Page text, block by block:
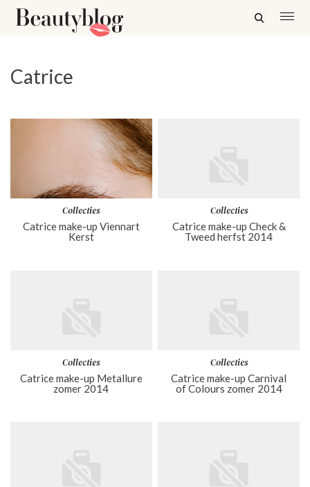
Catrice
Collecties
Catrice make-up Viennart
Kerst
Collecties
Catrice make-up Check &
Tweed herfst 2014
Collecties
Catrice make-up Metallure
zomer 2014
Collecties
Catrice make-up Carnival
of Colours zomer 2014